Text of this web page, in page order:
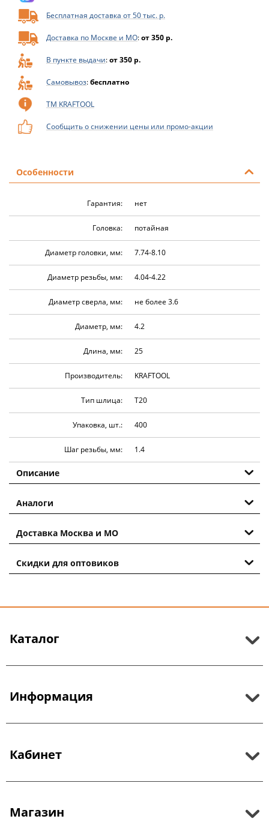
Бесплатная доставка от 50 тыс. р.
Доставка по Москве и МО:от 350 р.
В пункте выдачи:от 350 р.
Самовывоз:бесплатно
ТМ KRAFTOOL
Сообщить о снижении цены или промо-акции
Особенности
Гарантия: нет
Головка: потайная
Диаметр головки, мм: 7.74-8.10
Диаметр резьбы, мм: 4.04-4.22
Диаметр сверла, мм: не более 3.6
Диаметр, мм: 4.2
Длина, мм: 25
Производитель: KRAFTOOL
Тип шлица: T20
Упаковка, шт.: 400
Шаг резьбы, мм: 1.4
Описание
Аналоги
Доставка Москва и МО
Скидки для оптовиков
Каталог
Информация
Кабинет
Магазин